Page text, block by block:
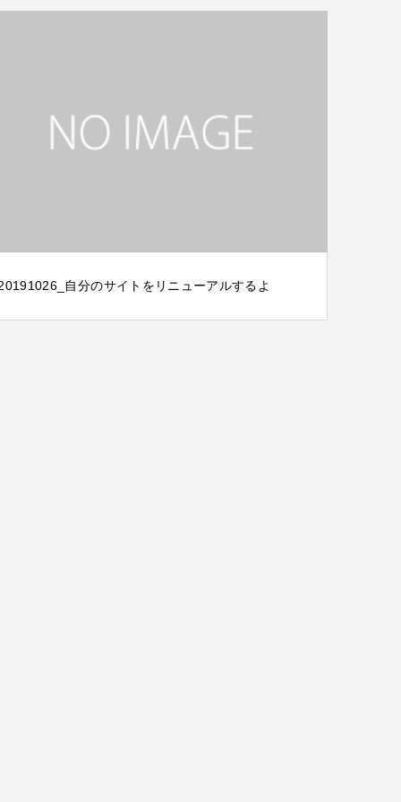
自分のサイトをリニューアルするよ